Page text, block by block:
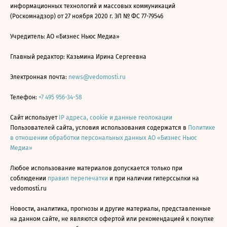
информационных технологий и массовых коммуникаций
(Роскомнадзор) от 27 ноября 2020 г. ЭЛ № ФС 77-79546
Учредитель: АО «Бизнес Ньюс Медиа»
Главный редактор: Казьмина Ирина Сергеевна
Электронная почта: news@vedomosti.ru
Телефон: +7 495 956-34-58
Сайт использует IP адреса, cookie и данные геолокации
Пользователей сайта, условия использования содержатся в Политике
в отношении обработки персональных данных АО «Бизнес Ньюс
Медиа»
Любое использование материалов допускается только при
соблюдении правил перепечатки и при наличии гиперссылки на
vedomosti.ru
Новости, аналитика, прогнозы и другие материалы, представленные
на данном сайте, не являются офертой или рекомендацией к покупке